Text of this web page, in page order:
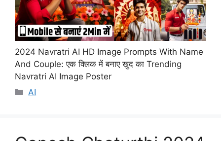
2024 Navratri AI HD Image Prompts With Name
And Couple: एक क्लिक में बनाए खुद का Trending
Navratri AI Image Poster
Categories
AI